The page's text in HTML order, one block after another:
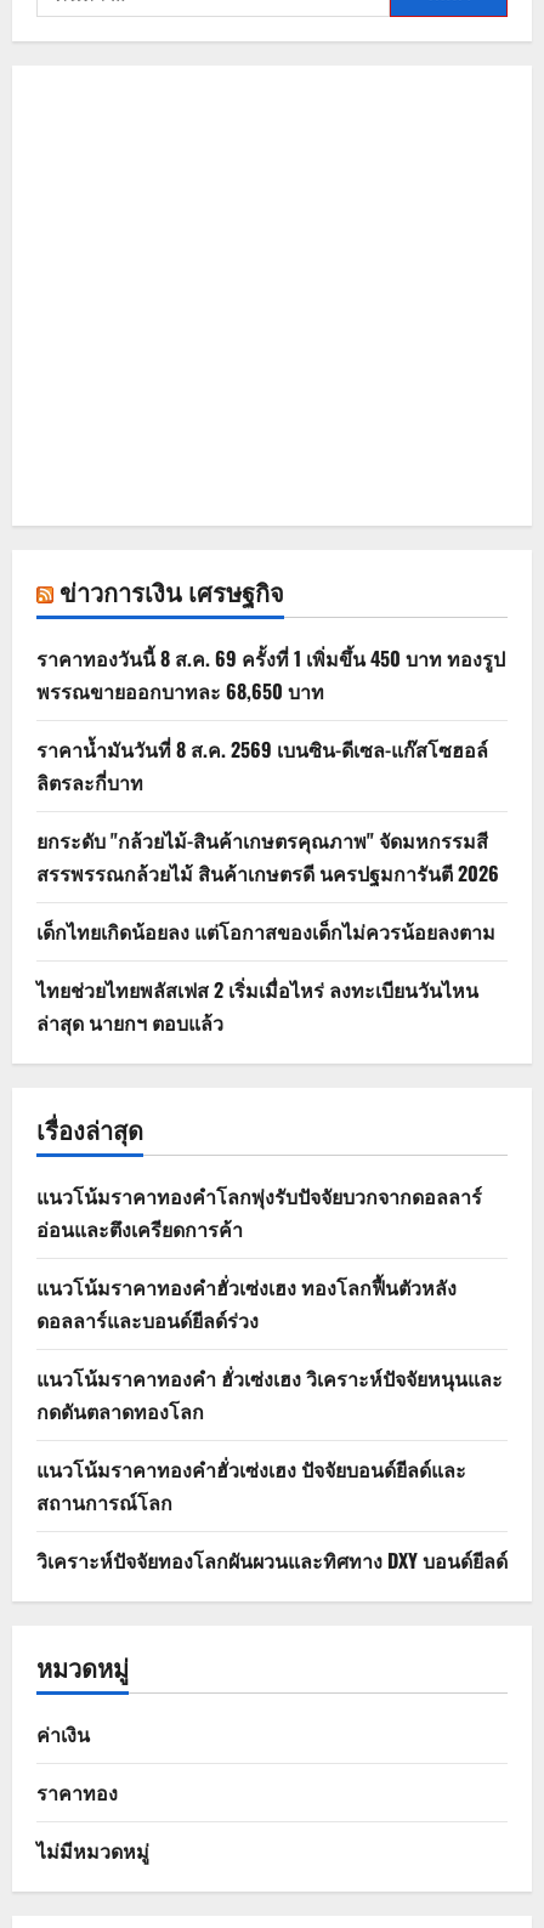
สำหรับ:
ข่าวการเงิน เศรษฐกิจ
ราคาทองวันนี้ 8 ส.ค. 69 ครั้งที่ 1 เพิ่มขึ้น 450 บาท ทองรูป
พรรณขายออกบาทละ 68,650 บาท
ราคาน้ำมันวันที่ 8 ส.ค. 2569 เบนซิน-ดีเซล-แก๊สโซฮอล์
ลิตรละกี่บาท
ยกระดับ "กล้วยไม้-สินค้าเกษตรคุณภาพ" จัดมหกรรมสี
สรรพรรณกล้วยไม้ สินค้าเกษตรดี นครปฐมการันตี 2026
เด็กไทยเกิดน้อยลง แต่โอกาสของเด็กไม่ควรน้อยลงตาม
ไทยช่วยไทยพลัสเฟส 2 เริ่มเมื่อไหร่ ลงทะเบียนวันไหน
ล่าสุด นายกฯ ตอบแล้ว
เรื่องล่าสุด
แนวโน้มราคาทองคำโลกพุ่งรับปัจจัยบวกจากดอลลาร์
อ่อนและตึงเครียดการค้า
แนวโน้มราคาทองคำฮั่วเซ่งเฮง ทองโลกฟื้นตัวหลัง
ดอลลาร์และบอนด์ยีลด์ร่วง
แนวโน้มราคาทองคำ ฮั่วเซ่งเฮง วิเคราะห์ปัจจัยหนุนและ
กดดันตลาดทองโลก
แนวโน้มราคาทองคำฮั่วเซ่งเฮง ปัจจัยบอนด์ยีลด์และ
สถานการณ์โลก
วิเคราะห์ปัจจัยทองโลกผันผวนและทิศทาง DXY บอนด์ยีลด์
หมวดหมู่
ค่าเงิน
ราคาทอง
ไม่มีหมวดหมู่